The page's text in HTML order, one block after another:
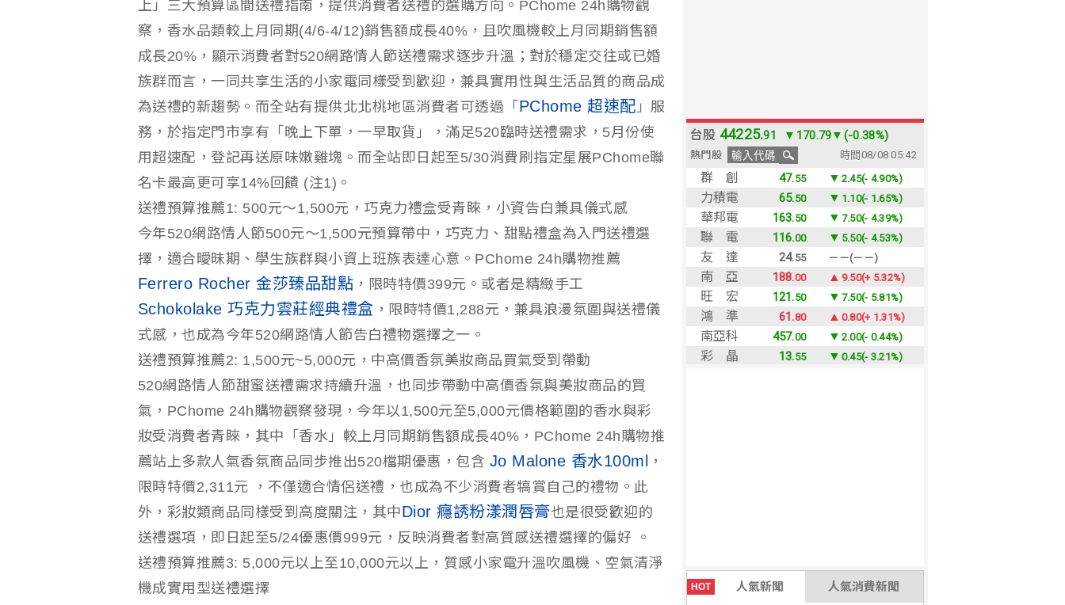
HOT 人氣新聞 人氣消費新聞
上」三大預算區間送禮指南，提供消費者送禮的選購方向。PChome 24h購物觀
察，香水品類較上月同期(4/6-4/12)銷售額成長40%，且吹風機較上月同期銷售額
成長20%，顯示消費者對520網路情人節送禮需求逐步升溫；對於穩定交往或已婚
族群而言，一同共享生活的小家電同樣受到歡迎，兼具實用性與生活品質的商品成
為送禮的新趨勢。而全站有提供北北桃地區消費者可透過「 PChome 超速配」服
務，於指定門市享有「晚上下單，一早取貨」，滿足520臨時送禮需求，5月份使
用超速配，登記再送原味嫩雞塊。而全站即日起至5/30消費刷指定星展PChome聯
名卡最高更可享14%回饋 (注1)。
送禮預算推薦1: 500元～1,500元，巧克力禮盒受青睞，小資告白兼具儀式感
今年520網路情人節500元～1,500元預算帶中，巧克力、甜點禮盒為入門送禮選
擇，適合曖昧期、學生族群與小資上班族表達心意。PChome 24h購物推薦
Ferrero Rocher 金莎臻品甜點 ，限時特價399元。或者是精緻手工
Schokolake 巧克力雲莊經典禮盒 ，限時特價1,288元，兼具浪漫氛圍與送禮儀
式感，也成為今年520網路情人節告白禮物選擇之一。
送禮預算推薦2: 1,500元~5,000元，中高價香氛美妝商品買氣受到帶動
520網路情人節甜蜜送禮需求持續升溫，也同步帶動中高價香氛與美妝商品的買
氣，PChome 24h購物觀察發現，今年以1,500元至5,000元價格範圍的香水與彩
妝受消費者青睞，其中「香水」較上月同期銷售額成長40%，PChome 24h購物推
薦站上多款人氣香氛商品同步推出520檔期優惠，包含 Jo Malone 香水100ml
，
限時特價2,311元 ，不僅適合情侶送禮，也成為不少消費者犒賞自己的禮物。此
外，彩妝類商品同樣受到高度關注，其中Dior 癮誘粉漾潤唇膏也是很受歡迎的
送禮選項，即日起至5/24優惠價999元，反映消費者對高質感送禮選擇的偏好 。
送禮預算推薦3: 5,000元以上至10,000元以上，質感小家電升溫吹風機、空氣清淨
機成實用型送禮選擇